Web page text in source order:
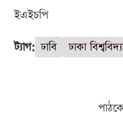
ইএইচপি
ট্যাগ: ঢাবি ঢাকা